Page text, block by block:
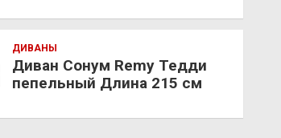
ДИВАНЫ
Диван Сонум Remy Тедди
пепельный Длина 215 см